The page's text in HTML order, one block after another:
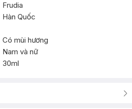
Frudia
Hàn Quốc
Có mùi hương
Nam và nữ
30ml